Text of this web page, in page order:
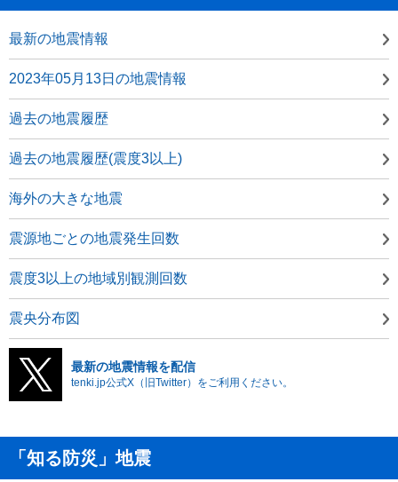
最新の地震情報
2023年05月13日の地震情報
過去の地震履歴
過去の地震履歴(震度3以上)
海外の大きな地震
震源地ごとの地震発生回数
震度3以上の地域別観測回数
震央分布図
最新の地震情報を配信
tenki.jp公式X（旧Twitter）をご利用ください。
「知る防災」地震